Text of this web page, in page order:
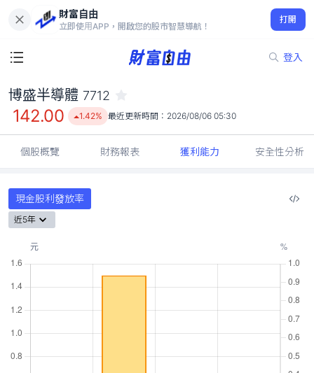
財富自由
立即使用APP，開啟您的股市智慧導航！
打開
登入
142.00
1.42%
博盛半導體 7712
142.00 1.42% 最近更新時間： 2026/08/06 05:30
個股概覽 財務報表 獲利能力 安全性分析
現金股利發放率
近5年